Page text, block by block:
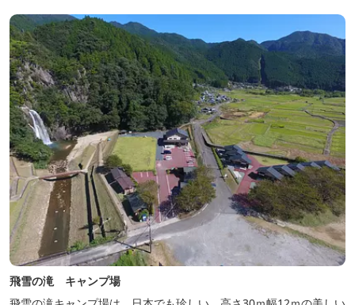
泊、地元のお野菜が楽しめる飲食施設が加わります。 「いなべ阿下
喜ベース」は、『自...
飛雪の滝 キャンプ場